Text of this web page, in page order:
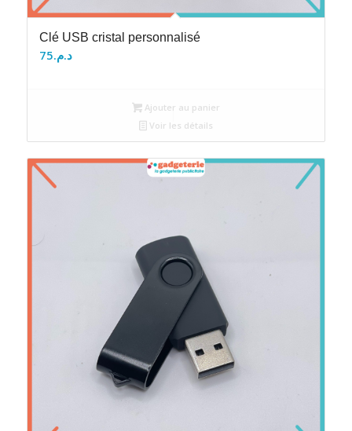
Clé USB cristal personnalisé
د.م.75
Ajouter au panier
Voir les détails